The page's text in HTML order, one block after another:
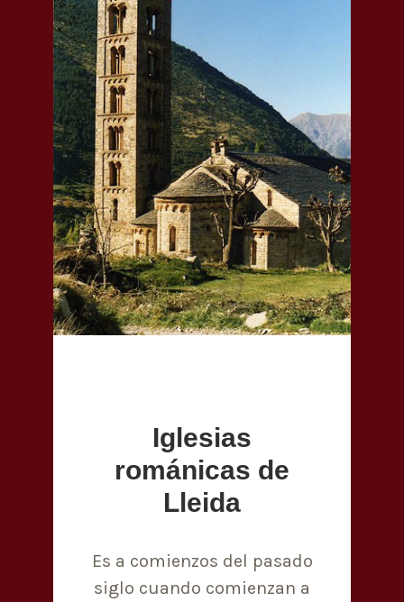
Iglesias
románicas de
Lleida
Es a comienzos del pasado
siglo cuando comienzan a